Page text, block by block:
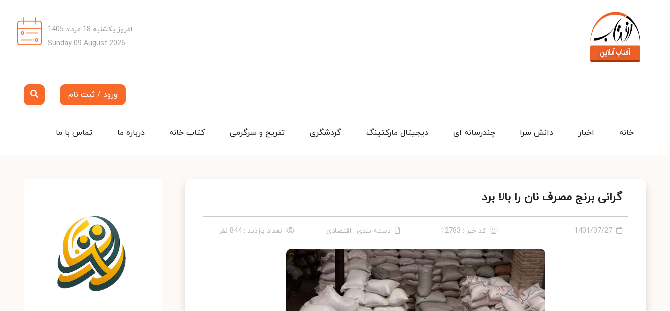
امروز یکشنبه 18 مرداد 1405
Sunday 09 August 2026
ورود / ثبت نام
تماس با ما درباره ما کتاب خانه تفریح و سرگرمی گردشگری دیجیتال مارکتینگ چندرسانه ای دانش سرا اخبار خانه
گرانی برنج مصرف نان را بالا برد
1401/07/27 کد خبر : 12783 دسته بندی : اقتصادی تعداد بازدید : 844 نفر